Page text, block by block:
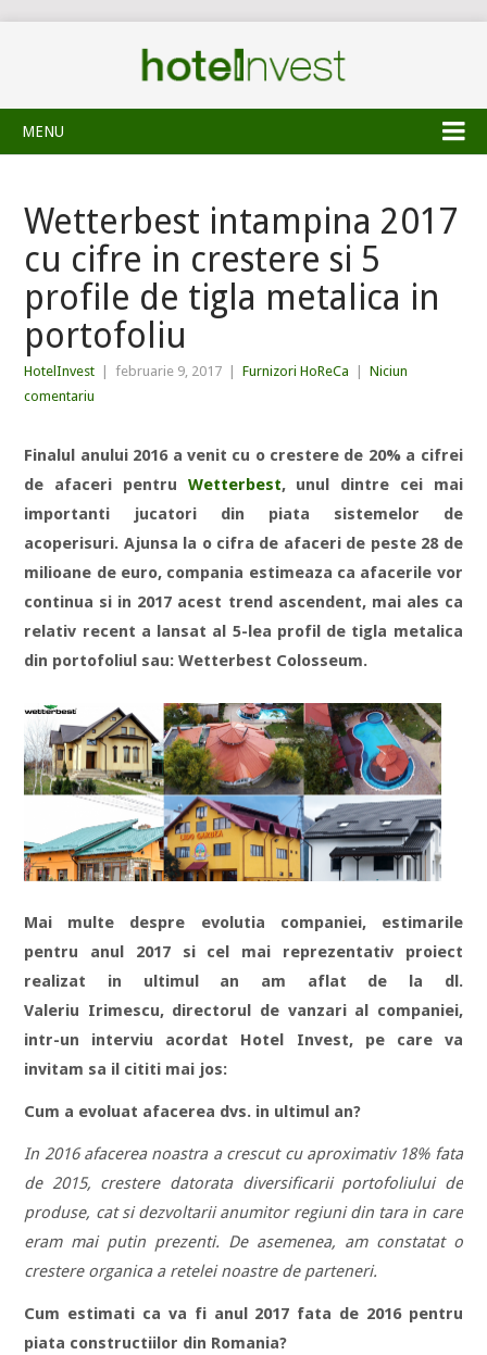
MENU
Wetterbest intampina 2017
cu cifre in crestere si 5
profile de tigla metalica in
portofoliu
HotelInvest februarie 9, 2017 Furnizori HoReCa
Niciun
comentariu
Finalul anului 2016 a venit cu o crestere de 20% a cifrei
de afaceri pentru Wetterbest, unul dintre cei mai
importanti jucatori din piata sistemelor de
acoperisuri. Ajunsa la o cifra de afaceri de peste 28 de
milioane de euro, compania estimeaza ca afacerile vor
continua si in 2017 acest trend ascendent, mai ales ca
relativ recent a lansat al 5-lea profil de tigla metalica
din portofoliul sau: Wetterbest Colosseum.
Mai multe despre evolutia companiei, estimarile
pentru anul 2017 si cel mai reprezentativ proiect
realizat in ultimul an am aflat de la dl.
Valeriu Irimescu, directorul de vanzari al companiei,
intr-un interviu acordat Hotel Invest, pe care va
invitam sa il cititi mai jos:
Cum a evoluat afacerea dvs. in ultimul an?
In 2016 afacerea noastra a crescut cu aproximativ 18% fata
de 2015, crestere datorata diversificarii portofoliului de
produse, cat si dezvoltarii anumitor regiuni din tara in care
eram mai putin prezenti. De asemenea, am constatat o
crestere organica a retelei noastre de parteneri.
Cum estimati ca va fi anul 2017 fata de 2016 pentru
piata constructiilor din Romania?